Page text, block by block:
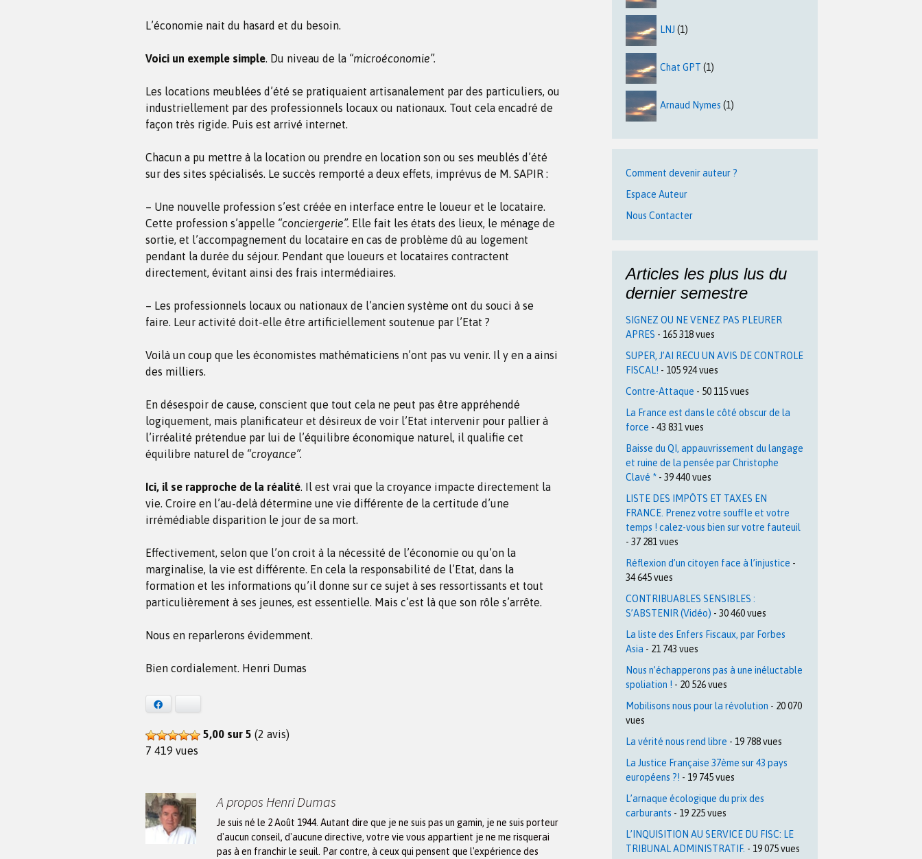
L’économie nait du hasard et du besoin.
Voici un exemple simple. Du niveau de la “microéconomie”.
Les locations meublées d’été se pratiquaient artisanalement par des particuliers, ou
industriellement par des professionnels locaux ou nationaux. Tout cela encadré de
façon très rigide. Puis est arrivé internet.
Chacun a pu mettre à la location ou prendre en location son ou ses meublés d’été
sur des sites spécialisés. Le succès remporté a deux effets, imprévus de M. SAPIR :
– Une nouvelle profession s’est créée en interface entre le loueur et le locataire.
Cette profession s’appelle “conciergerie”. Elle fait les états des lieux, le ménage de
sortie, et l’accompagnement du locataire en cas de problème dû au logement
pendant la durée du séjour. Pendant que loueurs et locataires contractent
directement, évitant ainsi des frais intermédiaires.
– Les professionnels locaux ou nationaux de l’ancien système ont du souci à se
faire. Leur activité doit-elle être artificiellement soutenue par l’Etat ?
Voilà un coup que les économistes mathématiciens n’ont pas vu venir. Il y en a ainsi
des milliers.
En désespoir de cause, conscient que tout cela ne peut pas être appréhendé
logiquement, mais planificateur et désireux de voir l’Etat intervenir pour pallier à
l’irréalité prétendue par lui de l’équilibre économique naturel, il qualifie cet
équilibre naturel de “croyance”.
Ici, il se rapproche de la réalité. Il est vrai que la croyance impacte directement la
vie. Croire en l’au-delà détermine une vie différente de la certitude d’une
irrémédiable disparition le jour de sa mort.
Effectivement, selon que l’on croit à la nécessité de l’économie ou qu’on la
marginalise, la vie est différente. En cela la responsabilité de l’Etat, dans la
formation et les informations qu’il donne sur ce sujet à ses ressortissants et tout
particulièrement à ses jeunes, est essentielle. Mais c’est là que son rôle s’arrête.
Nous en reparlerons évidemment.
Bien cordialement. Henri Dumas
5,00 sur 5 (2 avis)
7 419 vues
A propos Henri Dumas
Je suis né le 2 Août 1944. Autant dire que je ne suis pas un gamin, je ne suis porteur
d'aucun conseil, d'aucune directive, votre vie vous appartient je ne me risquerai
pas à en franchir le seuil. Par contre, à ceux qui pensent que l'expérience des
LNJ (1)
Chat GPT (1)
Arnaud Nymes (1)
Comment devenir auteur ?
Espace Auteur
Nous Contacter
Articles les plus lus du
dernier semestre
SIGNEZ OU NE VENEZ PAS PLEURER
APRES - 165 318 vues
SUPER, J’AI RECU UN AVIS DE CONTROLE
FISCAL! - 105 924 vues
Contre-Attaque - 50 115 vues
La France est dans le côté obscur de la
force - 43 831 vues
Baisse du QI, appauvrissement du langage
et ruine de la pensée par Christophe
Clavé * - 39 440 vues
LISTE DES IMPÔTS ET TAXES EN
FRANCE. Prenez votre souffle et votre
temps ! calez-vous bien sur votre fauteuil
- 37 281 vues
Réflexion d’un citoyen face à l’injustice -
34 645 vues
CONTRIBUABLES SENSIBLES :
S’ABSTENIR (Vidéo) - 30 460 vues
La liste des Enfers Fiscaux, par Forbes
Asia - 21 743 vues
Nous n’échapperons pas à une inéluctable
spoliation ! - 20 526 vues
Mobilisons nous pour la révolution - 20 070
vues
La vérité nous rend libre - 19 788 vues
La Justice Française 37ème sur 43 pays
européens ?! - 19 745 vues
L’arnaque écologique du prix des
carburants - 19 225 vues
L’INQUISITION AU SERVICE DU FISC: LE
TRIBUNAL ADMINISTRATIF. - 19 075 vues